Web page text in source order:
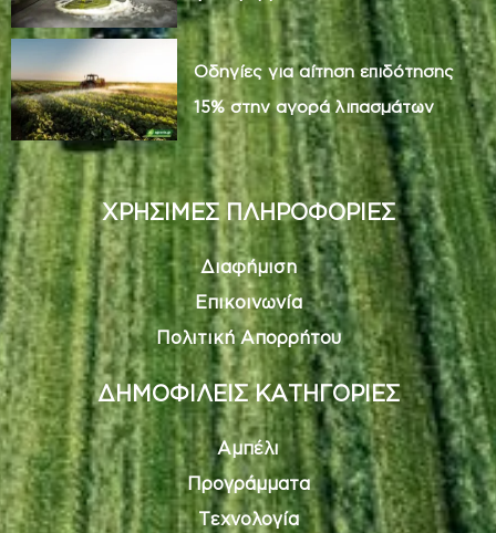
Οδηγίες για αίτηση επιδότησης
15% στην αγορά λιπασμάτων
ΧΡΗΣΙΜΕΣ ΠΛΗΡΟΦΟΡΙΕΣ
Διαφήμιση
Επικοινωνία
Πολιτική Απορρήτου
ΔΗΜΟΦΙΛΕΙΣ ΚΑΤΗΓΟΡΙΕΣ
Αμπέλι
Προγράμματα
Τεχνολογία